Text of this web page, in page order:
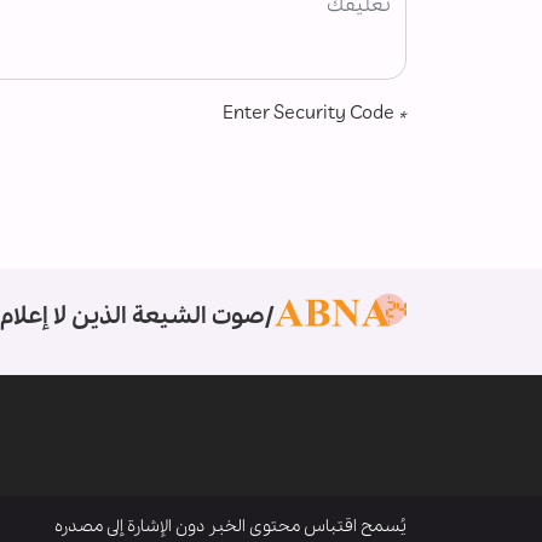
*
صوت الشيعة الذين لا
يُسمح اقتباس محتوى الخبر دون الإشارة إلى مصدره